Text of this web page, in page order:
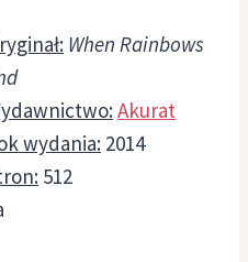
When Rainbows
Akurat
wydania: 2014
512